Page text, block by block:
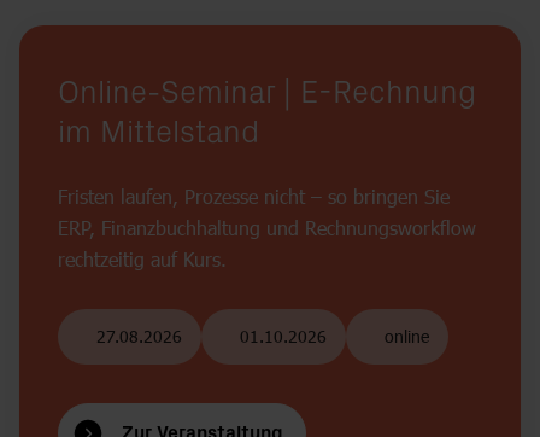
Online-Seminar | E-Rechnung
im Mittelstand
Fristen laufen, Prozesse nicht – so bringen Sie
ERP, Finanzbuchhaltung und Rechnungsworkflow
rechtzeitig auf Kurs.
27.08.2026 01.10.2026 online